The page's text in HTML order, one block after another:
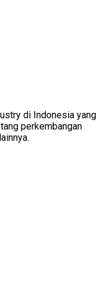
di Indonesia yang
perkembangan